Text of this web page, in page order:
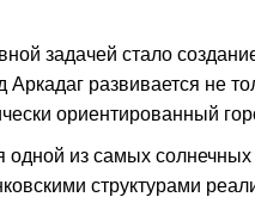
задачей стало
развивается не
ориентированный
одной из самых солнечных
структурами